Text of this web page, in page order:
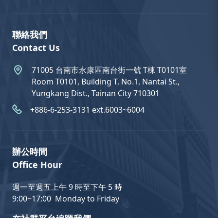
聯絡我們
Contact Us
71005 台南市永康區南台街一號 T棟 T0101室
Room T0101, Building T, No.1, Nantai St.,
Yungkang Dist., Tainan City 710301
+886-6-253-3131 ext.6003~6004
辦公時間
Office Hour
週一至週五上午 9 時至下午 5 時
9:00~17:00 Monday to Friday